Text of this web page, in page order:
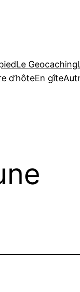
Le Geocaching
d’hôteEn gîte